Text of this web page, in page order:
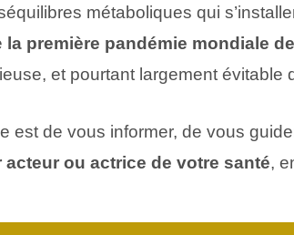
métaboliques qui
la première pandémie mondiale
et pourtant largement évitable
est de vous informer, de vous
acteur ou actrice de votre santé,